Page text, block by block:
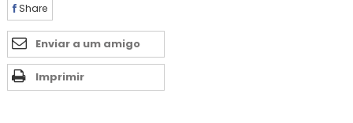
Share
Enviar a um amigo
Imprimir